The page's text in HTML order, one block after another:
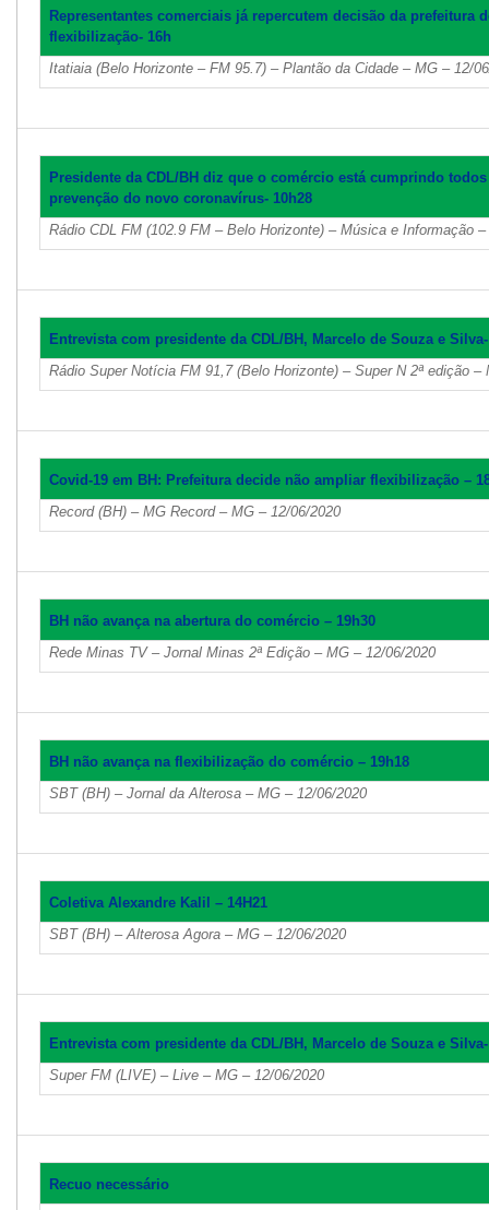
Representantes comerciais já repercutem decisão da prefeitura
flexibilização- 16h
Itatiaia (Belo Horizonte – FM 95.7) – Plantão da Cidade – MG – 12/
Presidente da CDL/BH diz que o comércio está cumprindo
prevenção do novo coronavírus- 10h28
Rádio CDL FM (102.9 FM – Belo Horizonte) – Música e Informação
Entrevista com presidente da CDL/BH, Marcelo de Souza e
Rádio Super Notícia FM 91,7 (Belo Horizonte) – Super N 2ª edição –
Covid-19 em BH: Prefeitura decide não ampliar flexibilização –
Record (BH) – MG Record – MG – 12/06/2020
BH não avança na abertura do comércio – 19h30
Rede Minas TV – Jornal Minas 2ª Edição – MG – 12/06/2020
BH não avança na flexibilização do comércio – 19h18
SBT (BH) – Jornal da Alterosa – MG – 12/06/2020
Coletiva Alexandre Kalil – 14H21
SBT (BH) – Alterosa Agora – MG – 12/06/2020
Entrevista com presidente da CDL/BH, Marcelo de Souza e
Super FM (LIVE) – Live – MG – 12/06/2020
Recuo necessário